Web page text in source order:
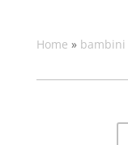
Home » bambini